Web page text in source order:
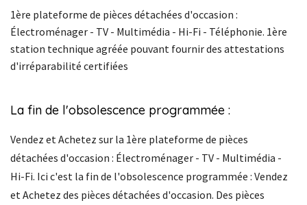
1ère plateforme de pièces détachées d'occasion :
Électroménager - TV - Multimédia - Hi-Fi - Téléphonie. 1ère
station technique agréée pouvant fournir des attestations
d'irréparabilité certifiées
La fin de l'obsolescence programmée :
Vendez et Achetez sur la 1ère plateforme de pièces
détachées d'occasion : Électroménager - TV - Multimédia -
Hi-Fi. Ici c'est la fin de l'obsolescence programmée : Vendez
et Achetez des pièces détachées d'occasion. Des pièces